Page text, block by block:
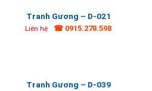
Tranh Gương – D-021
Liên hệ ☎ 0915.278.598
Tranh Gương – D-039